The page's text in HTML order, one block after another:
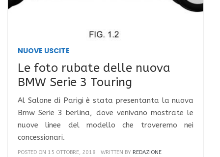
NUOVE USCITE
Le foto rubate delle nuova
BMW Serie 3 Touring
Al Salone di Parigi è stata presentanta la nuova
Bmw Serie 3 berlina, dove venivano mostrate le
nuove linee del modello che troveremo nei
concessionari.
POSTED ON 15 OTTOBRE, 2018 WRITTEN BY REDAZIONE